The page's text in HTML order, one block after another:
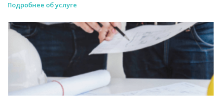
Подробнее об услуге